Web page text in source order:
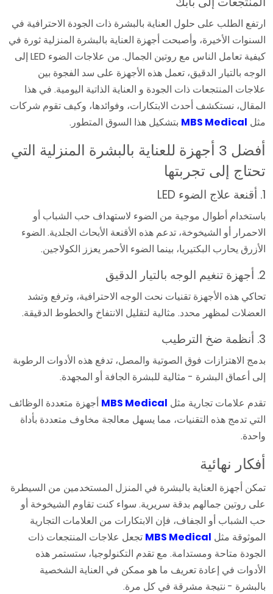
ارتفع الطلب على حلول العناية بالبشرة ذات الجودة الاحترافية في
السنوات الأخيرة، وأصبحت أجهزة العناية بالبشرة المنزلية ثورة في
كيفية تعامل الناس مع روتين الجمال. من علاجات الضوء LED إلى
الوجه بالتيار الدقيق، تعمل هذه الأجهزة على سد الفجوة بين
علاجات المنتجعات ذات الجودة و العناية الذاتية اليومية. في هذا
المقال، نستكشف أحدث الابتكارات، وفوائدها، وكيف تقوم شركات
مثل MBS Medical بتشكيل هذا السوق المتطور.
أفضل 3 أجهزة للعناية بالبشرة المنزلية التي
تحتاج إلى تجربتها
1. أقنعة علاج الضوء LED
باستخدام أطوال موجية من الضوء لاستهداف حب الشباب أو
الاحمرار أو الشيخوخة، تدعم هذه الأقنعة الأبحاث الجلدية. الضوء
الأزرق يحارب البكتيريا، بينما الضوء الأحمر يعزز الكولاجين.
2. أجهزة تنغيم الوجه بالتيار الدقيق
تحاكي هذه الأجهزة تقنيات نحت الوجه الاحترافية، وترفع وتشد
العضلات لمظهر محدد. مثالية لتقليل الانتفاخ والخطوط الدقيقة.
3. أنظمة ضخ الترطيب
بدمج الاهتزازات فوق الصوتية والمصل، تدفع هذه الأدوات الرطوبة
إلى أعماق البشرة - مثالية للبشرة الجافة أو المجهدة.
تقدم علامات تجارية مثل MBS Medical أجهزة متعددة الوظائف
التي تدمج هذه التقنيات، مما يسهل معالجة مخاوف متعددة بأداة
واحدة.
أفكار نهائية
تمكن أجهزة العناية بالبشرة في المنزل المستخدمين من السيطرة
على روتين جمالهم بدقة سريرية. سواء كنت تقاوم الشيخوخة أو
حب الشباب أو الجفاف، فإن الابتكارات من العلامات التجارية
الموثوقة مثل MBS Medical تجعل علاجات المنتجعات ذات
الجودة متاحة ومستدامة. مع تقدم التكنولوجيا، ستستمر هذه
الأدوات في إعادة تعريف ما هو ممكن في العناية الشخصية
بالبشرة - نتيجة مشرقة في كل مرة.